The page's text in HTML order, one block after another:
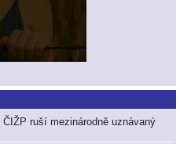
ruší mezinárodně uznávaný